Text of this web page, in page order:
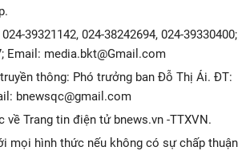
39321142, 024-38242694, 024-39330400;
Email: media.bkt@Gmail.com
thông: Phó trưởng ban Đỗ Thị Ái. ĐT:
bnewsqc@gmail.com
về Trang tin điện tử bnews.vn -TTXVN.
mọi hình thức nếu không có sự chấp thuận